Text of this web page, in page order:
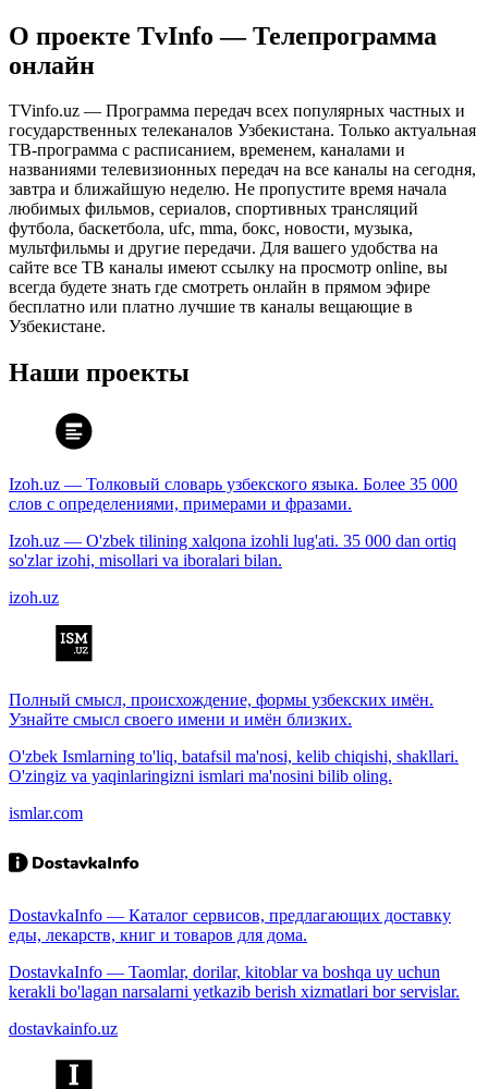
О проекте TvInfo — Телепрограмма
онлайн
TVinfo.uz — Программа передач всех популярных частных и
государственных телеканалов Узбекистана. Только актуальная
ТВ-программа с расписанием, временем, каналами и
названиями телевизионных передач на все каналы на сегодня,
завтра и ближайшую неделю. Не пропустите время начала
любимых фильмов, сериалов, спортивных трансляций
футбола, баскетбола, ufc, mma, бокс, новости, музыка,
мультфильмы и другие передачи. Для вашего удобства на
сайте все ТВ каналы имеют ссылку на просмотр online, вы
всегда будете знать где смотреть онлайн в прямом эфире
бесплатно или платно лучшие тв каналы вещающие в
Узбекистане.
Наши проекты
Izoh.uz — Толковый словарь узбекского языка. Более 35 000
слов с определениями, примерами и фразами.
Izoh.uz — O'zbek tilining xalqona izohli lug'ati. 35 000 dan ortiq
so'zlar izohi, misollari va iboralari bilan.
izoh.uz
Полный смысл, происхождение, формы узбекских имён.
Узнайте смысл своего имени и имён близких.
O'zbek Ismlarning to'liq, batafsil ma'nosi, kelib chiqishi, shakllari.
O'zingiz va yaqinlaringizni ismlari ma'nosini bilib oling.
ismlar.com
DostavkaInfo — Каталог сервисов, предлагающих доставку
еды, лекарств, книг и товаров для дома.
DostavkaInfo — Taomlar, dorilar, kitoblar va boshqa uy uchun
kerakli bo'lagan narsalarni yetkazib berish xizmatlari bor servislar.
dostavkainfo.uz